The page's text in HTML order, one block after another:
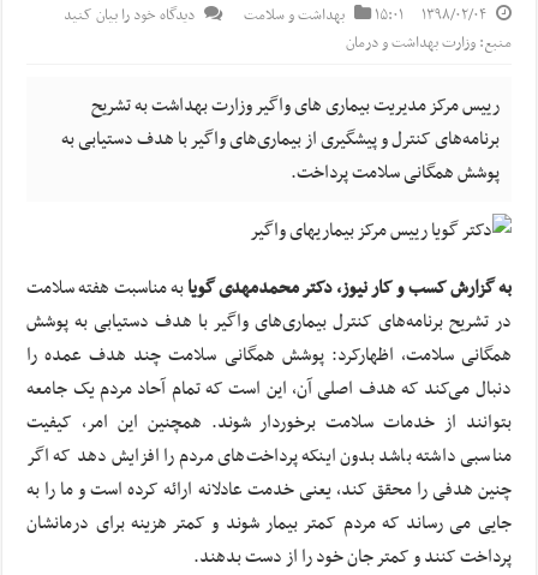
۱۳۹۸/۰۲/۰۴ ۱۵:۰۱ بهداشت و سلامت
دیدگاه خود را بیان کنید
منبع: وزارت بهداشت و درمان
رییس مرکز مدیریت بیماری های واگیر وزارت بهداشت به تشریح
برنامه‌های کنترل و پیشگیری از بیماری‌های واگیر با هدف دستیابی به
پوشش همگانی سلامت پرداخت.
به گزارش کسب و کار نیوز، دکتر محمدمهدی گویابه مناسبت هفته سلامت
در تشریح برنامه‌های کنترل بیماری‌های واگیر با هدف دستیابی به پوشش
همگانی سلامت، اظهارکرد: پوشش همگانی سلامت چند هدف عمده را
دنبال می‌کند که هدف اصلی آن، این است که تمام آحاد مردم یک جامعه
بتوانند از خدمات سلامت برخوردار شوند. همچنین این امر، کیفیت
مناسبی داشته باشد بدون اینکه پرداخت‌های مردم را افزایش دهد که اگر
چنین هدفی را محقق کند، یعنی خدمت عادلانه ارائه کرده است و ما را به
جایی می رساند که مردم کمتر بیمار شوند و کمتر هزینه برای درمانشان
پرداخت کنند و کمتر جان خود را از دست بدهند.